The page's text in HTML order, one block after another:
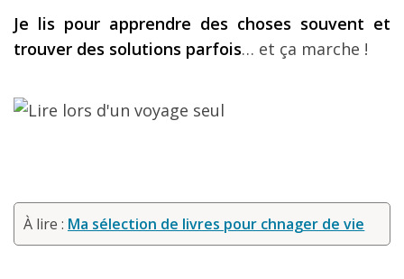
Je lis pour apprendre des choses souvent et
trouver des solutions parfois… et ça marche !
À lire : Ma sélection de livres pour chnager de vie